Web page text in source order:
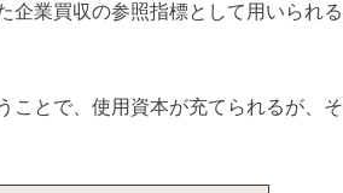
業買収の参照指標として用いられ
とで、使用資本が充てられるが、